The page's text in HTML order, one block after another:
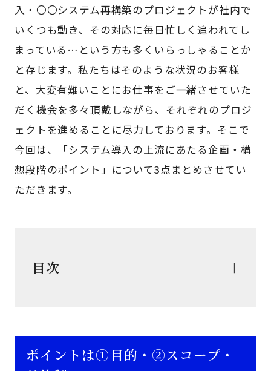
入・〇〇システム再構築のプロジェクトが社内で
いくつも動き、その対応に毎日忙しく追われてし
まっている…という方も多くいらっしゃることか
と存じます。私たちはそのような状況のお客様
と、大変有難いことにお仕事をご一緒させていた
だく機会を多々頂戴しながら、それぞれのプロジ
ェクトを進めることに尽力しております。そこで
今回は、「システム導入の上流にあたる企画・構
想段階のポイント」について3点まとめさせてい
ただきます。
目次
ポイントは①目的・②スコープ・